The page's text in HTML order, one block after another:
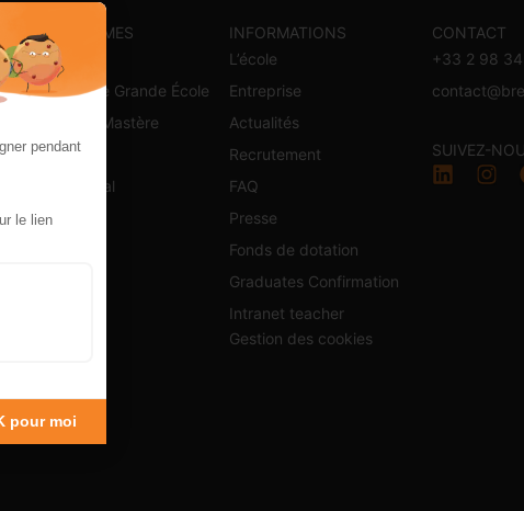
pendant
le lien
pour moi
vos paramètres de confidentialité, en garantissant la
PROGRAMMES
Bachelor
Programme Grande École
Executive Mastère
Alternance
International
E-Learning
INFORMATIONS
L’école
Entreprise
Actualités
Recrutement
FAQ
Presse
Fonds de dotation
Graduates Confirmation
Intranet teacher
Gestion des cookies
CONTACT
+33 2 98
SUIVEZ-